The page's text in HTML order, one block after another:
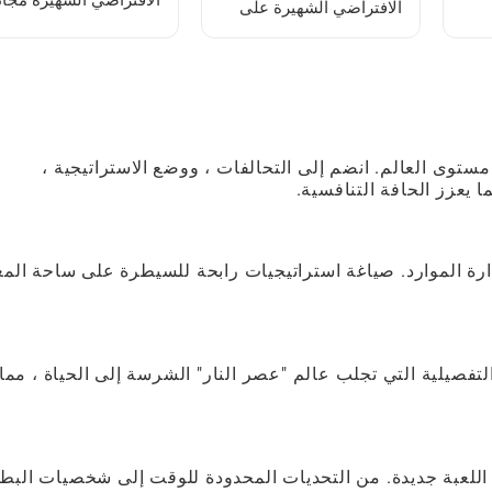
الافتراضي الشهيرة على
العالم. انضم إلى التحالفات ، ووضع الاستراتيجية ،
الموارد. صياغة استراتيجيات رابحة للسيطرة على ساحة
التي تجلب عالم "عصر النار" الشرسة إلى الحياة ، مما
جديدة. من التحديات المحدودة للوقت إلى شخصيات